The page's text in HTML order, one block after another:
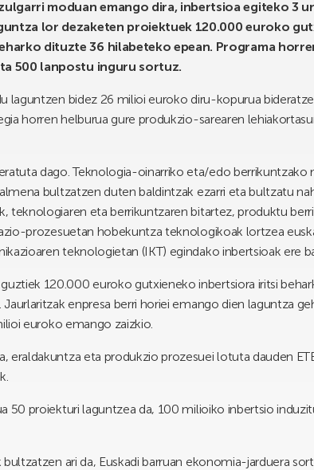
moduan emango dira, inbertsioa egiteko 3
lor dezaketen proiektuek 120.000 euroko
dituzte 36 hilabeteko epean. Programa
500 lanpostu inguru sortuz.
laguntzen bidez 26 milioi euroko diru-kopurua
horren helburua gure produkzio-sarearen
dago. Teknologia-oinarriko eta/edo berrikuntzako
bultzatzen duten baldintzak ezarri eta bultzatu
teknologiaren eta berrikuntzaren bitartez, produktu
prozesuetan hobekuntza teknologikoak lortzea
teknologietan (IKT) egindako inbertsioak ere
120.000 euroko gutxieneko inbertsiora iritsi
enpresa berri horiei emango dien laguntza
euroko emango zaizkio.
eraldakuntza eta produkzio prozesuei lotuta dauden
50 proiekturi laguntzea da, 100 milioiko inbertsio
ari da, Euskadi barruan ekonomia-jarduera